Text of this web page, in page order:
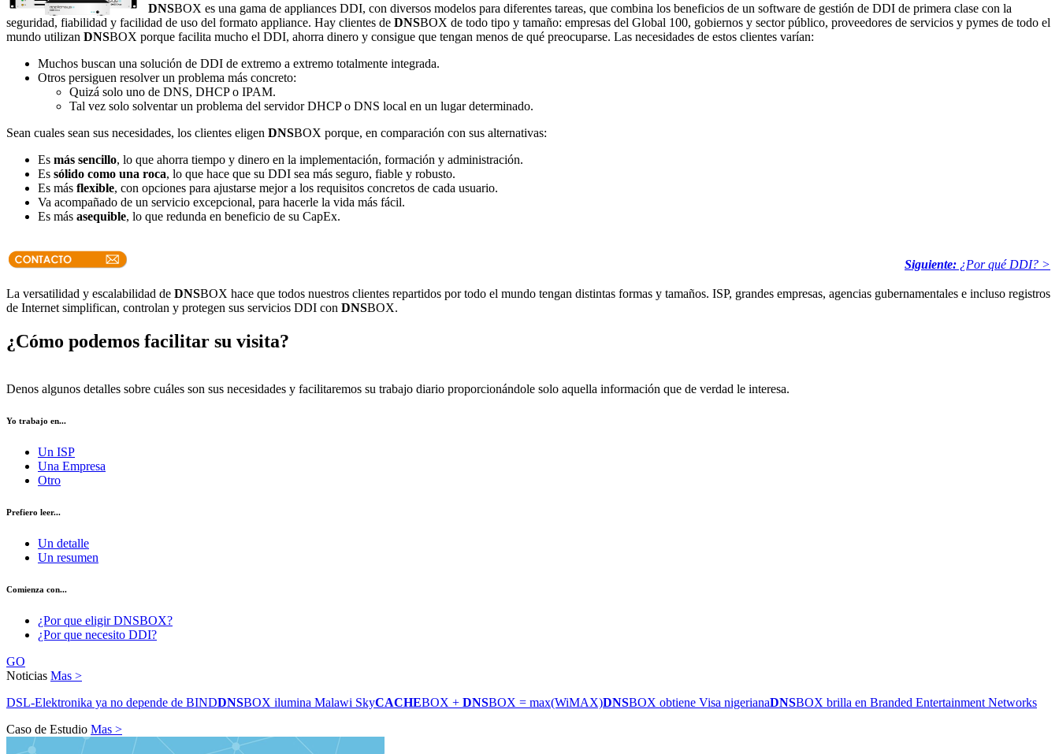
DNSBOX es una gama de appliances DDI, con diversos modelos para diferentes tareas, que combina los beneficios de un software de gestión de DDI de primera clase con la
seguridad, fiabilidad y facilidad de uso del formato appliance. Hay clientes de DNSBOX de todo tipo y tamaño: empresas del Global 100, gobiernos y sector público, proveedores de servicios y pymes de todo el
mundo utilizan DNSBOX porque facilita mucho el DDI, ahorra dinero y consigue que tengan menos de qué preocuparse. Las necesidades de estos clientes varían:
Muchos buscan una solución de DDI de extremo a extremo totalmente integrada.
Otros persiguen resolver un problema más concreto:
Quizá solo uno de DNS, DHCP o IPAM.
Tal vez solo solventar un problema del servidor DHCP o DNS local en un lugar determinado.
Sean cuales sean sus necesidades, los clientes eligen DNSBOX porque, en comparación con sus alternativas:
Es más sencillo, lo que ahorra tiempo y dinero en la implementación, formación y administración.
Es sólido como una roca, lo que hace que su DDI sea más seguro, fiable y robusto.
Es más flexible, con opciones para ajustarse mejor a los requisitos concretos de cada usuario.
Va acompañado de un servicio excepcional, para hacerle la vida más fácil.
Es más asequible, lo que redunda en beneficio de su CapEx.
Siguiente: ¿Por qué DDI? >
La versatilidad y escalabilidad de DNSBOX hace que todos nuestros clientes repartidos por todo el mundo tengan distintas formas y tamaños. ISP, grandes empresas, agencias gubernamentales e incluso registros
de Internet simplifican, controlan y protegen sus servicios DDI con DNSBOX.
¿Cómo podemos facilitar su visita?
Denos algunos detalles sobre cuáles son sus necesidades y facilitaremos su trabajo diario proporcionándole solo aquella información que de verdad le interesa.
Yo trabajo en...
Un ISP
Una Empresa
Otro
Prefiero leer...
Un detalle
Un resumen
Comienza con...
¿Por que eligir DNSBOX?
¿Por que necesito DDI?
GO
Noticias Mas >
DSL-Elektronika ya no depende de BINDDNSBOX ilumina Malawi SkyCACHEBOX + DNSBOX = max(WiMAX)DNSBOX obtiene Visa nigerianaDNSBOX brilla en Branded Entertainment Networks
Caso de Estudio Mas >